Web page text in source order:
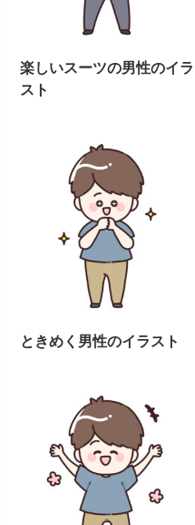
楽しいスーツの男性のイラ
スト
ときめく男性のイラスト